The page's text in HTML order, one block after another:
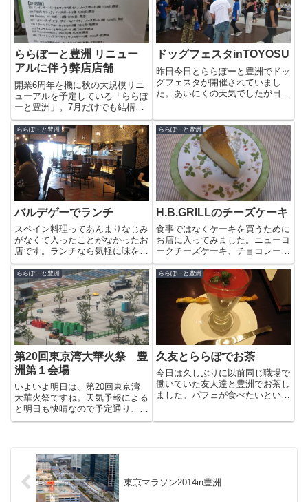
ららぽーと豊洲 リニュー
アルに伴う弊店店舗
開業6周年を機に秋の大規模リニ
ューアルを予定している「ららぽ
ーと豊洲」。7月だけでも結構な
数の店舗が閉店しているんです
ね。以下が7月に閉店した店舗で
す。最近、ららぽもマンネリ化し
ていたので大規模リニューアル楽
しみですね〜っ。そういえば、フ
ラ...
ドッグフェスタinTOYOSU
昨日今日とららぽーと豊洲でドッ
グフェスタが開催されていまし
た。あいにくの天気でしたが日曜
ァッションショーなどのイベント
はぽちたまの松本さんが司会で
す。おしゃれしたワンコ達がステ
ージ...
ららぽーと豊洲
バルデゲーでランチ
スペイン料理ってあんまりなじみ
がなくて入ったことがなかったお
店です。ランチなら気軽に味を試
せますよね。店内は落ち着いた暗
色の内装ですが、天井が高いので
開放的な雰囲気です。メインラン
チ（1000円）本日のメニューは
チリコンカルネでした。ミート...
ららぽーと豊洲
H.B.GRILLのチーズケーキ
食事ではなくケーキを買うために
お店に入ってみました。ニューヨ
ークチーズケーキ、チョコレート
チーズケーキ。。お店のショーケ
ースの中は全てチーズケーキで
す。メープルウォールナッツチー
ズケーキを持ち帰りで買ってみま
した。
ららぽーと豊洲
第20回東京湾大華火祭 豊
洲第１会場
いよいよ明日は、第20回東京湾
大華火祭ですね。天気予報による
と明日も快晴なので予定通り、美
しい夜景と花火を堪能できそうで
が始まっています。席も用意され
てますね。晴海会場には巨大な
ブ...
ららぽーと豊洲
久友とららぽでお茶
今日は久しぶりに以前同じ職場で
働いていた友人達と豊洲でお茶し
ました。パフェが食べたいという
東京マラソン2014in豊洲